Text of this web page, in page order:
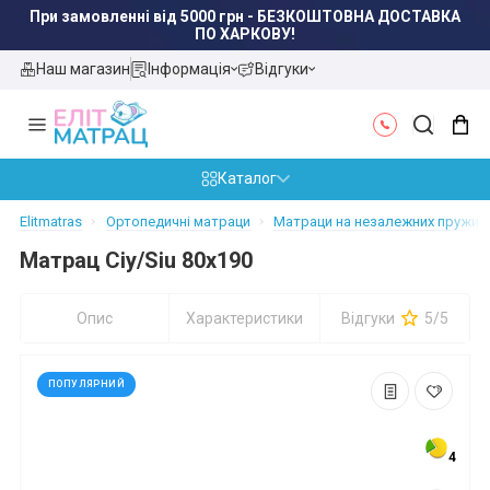
ПО ХАРКОВУ!
Наш магазин Інформація Відгуки
Каталог
Elitmatras Ортопедичні матраци Матраци на незалежних
Матрац Сіу/Siu 80x190
Опис Характеристики Відгуки 5/5
4
ПОПУЛЯРНИЙ